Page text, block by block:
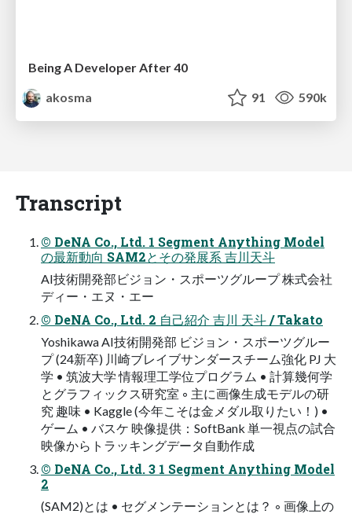
Being A Developer After 40
akosma
91 590k
Transcript
© DeNA Co., Ltd. 1 Segment Anything Model
の最新動向 SAM2とその発展系 吉川天斗
AI技術開発部ビジョン・スポーツグループ 株式会社
ディー・エヌ・エー
© DeNA Co., Ltd. 2 自己紹介 吉川 天斗 / Takato
Yoshikawa AI技術開発部 ビジョン・スポーツグルー
プ (24新卒) 川崎ブレイブサンダースチーム強化 PJ 大
学 • 筑波大学 情報理工学位プログラム • 計算幾何学
とグラフィックス研究室 ◦ 主に画像生成モデルの研
究 趣味 • Kaggle (今年こそは金メダル取りたい！) •
ゲーム • バスケ 映像提供：SoftBank 単一視点の試合
映像からトラッキングデータ自動作成
© DeNA Co., Ltd. 3 1 Segment Anything Model
2
(SAM2)とは • セグメンテーションとは？ ◦ 画像上の